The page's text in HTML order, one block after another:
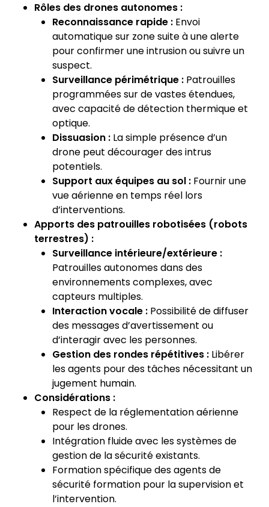
Rôles des drones autonomes :
Reconnaissance rapide :Envoi
automatique sur zone suite à une alerte
pour confirmer une intrusion ou suivre un
suspect.
Surveillance périmétrique :Patrouilles
programmées sur de vastes étendues,
avec capacité de détection thermique et
optique.
Dissuasion :La simple présence d’un
drone peut décourager des intrus
potentiels.
Support aux équipes au sol :Fournir une
vue aérienne en temps réel lors
d’interventions.
Apports des patrouilles robotisées (robots
terrestres) :
Surveillance intérieure/extérieure :
Patrouilles autonomes dans des
environnements complexes, avec
capteurs multiples.
Interaction vocale :Possibilité de diffuser
des messages d’avertissement ou
d’interagir avec les personnes.
Gestion des rondes répétitives :Libérer
les agents pour des tâches nécessitant un
jugement humain.
Considérations :
Respect de la réglementation aérienne
pour les drones.
Intégration fluide avec les systèmes de
gestion de la sécurité existants.
Formation spécifique desagents de
sécurité formationpour la supervision et
l’intervention.